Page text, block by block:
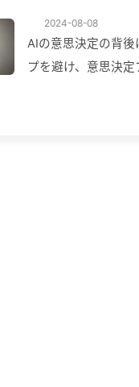
具和技术的出现，
人力资源和技术难
2024-08-08
AIの意思決定の背
プを避け、意思決